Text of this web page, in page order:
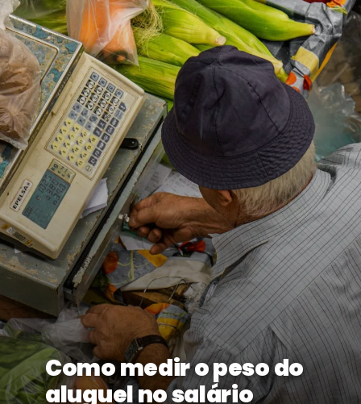
Como medir o peso do
aluguel no salário